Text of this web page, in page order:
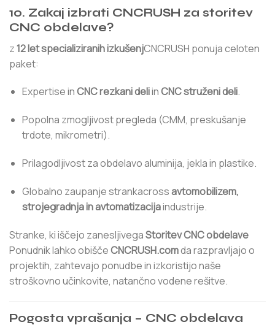
10. Zakaj izbrati CNCRUSH za storitev
CNC obdelave?
z12 let specializiranih izkušenjCNCRUSH ponuja celoten
paket:
Expertise inCNC rezkani deliinCNC struženi deli.
Popolna zmogljivost pregleda (CMM, preskušanje
trdote, mikrometri).
Prilagodljivost za obdelavo aluminija, jekla in plastike.
Globalno zaupanje strankacross avtomobilizem,
strojegradnja in avtomatizacijaindustrije.
Stranke, ki iščejo zanesljivegaStoritev CNC obdelave
Ponudnik lahko obiščeCNCRUSH.comda razpravljajo o
projektih, zahtevajo ponudbe in izkoristijo naše
stroškovno učinkovite, natančno vodene rešitve.
Pogosta vprašanja – CNC obdelava